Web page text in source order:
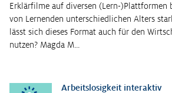
Erklärfilme auf diversen (Lern-)Plattformen
von Lernenden unterschiedlichen Alters
lässt sich dieses Format auch für den
nutzen? Magda M…
Arbeitslosigkeit interaktiv